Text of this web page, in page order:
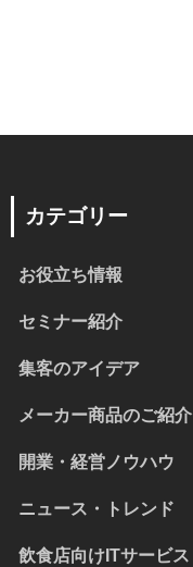
カテゴリー
お役立ち情報
セミナー紹介
集客のアイデア
メーカー商品のご紹介
開業・経営ノウハウ
ニュース・トレンド
飲食店向けITサービス